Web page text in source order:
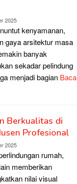
2025
kenyamanan,
gaya arsitektur masa
banyak
sekadar pelindung
menjadi bagian Baca
Berkualitas di
Profesional
2025
rumah,
memberikan
nilai visual